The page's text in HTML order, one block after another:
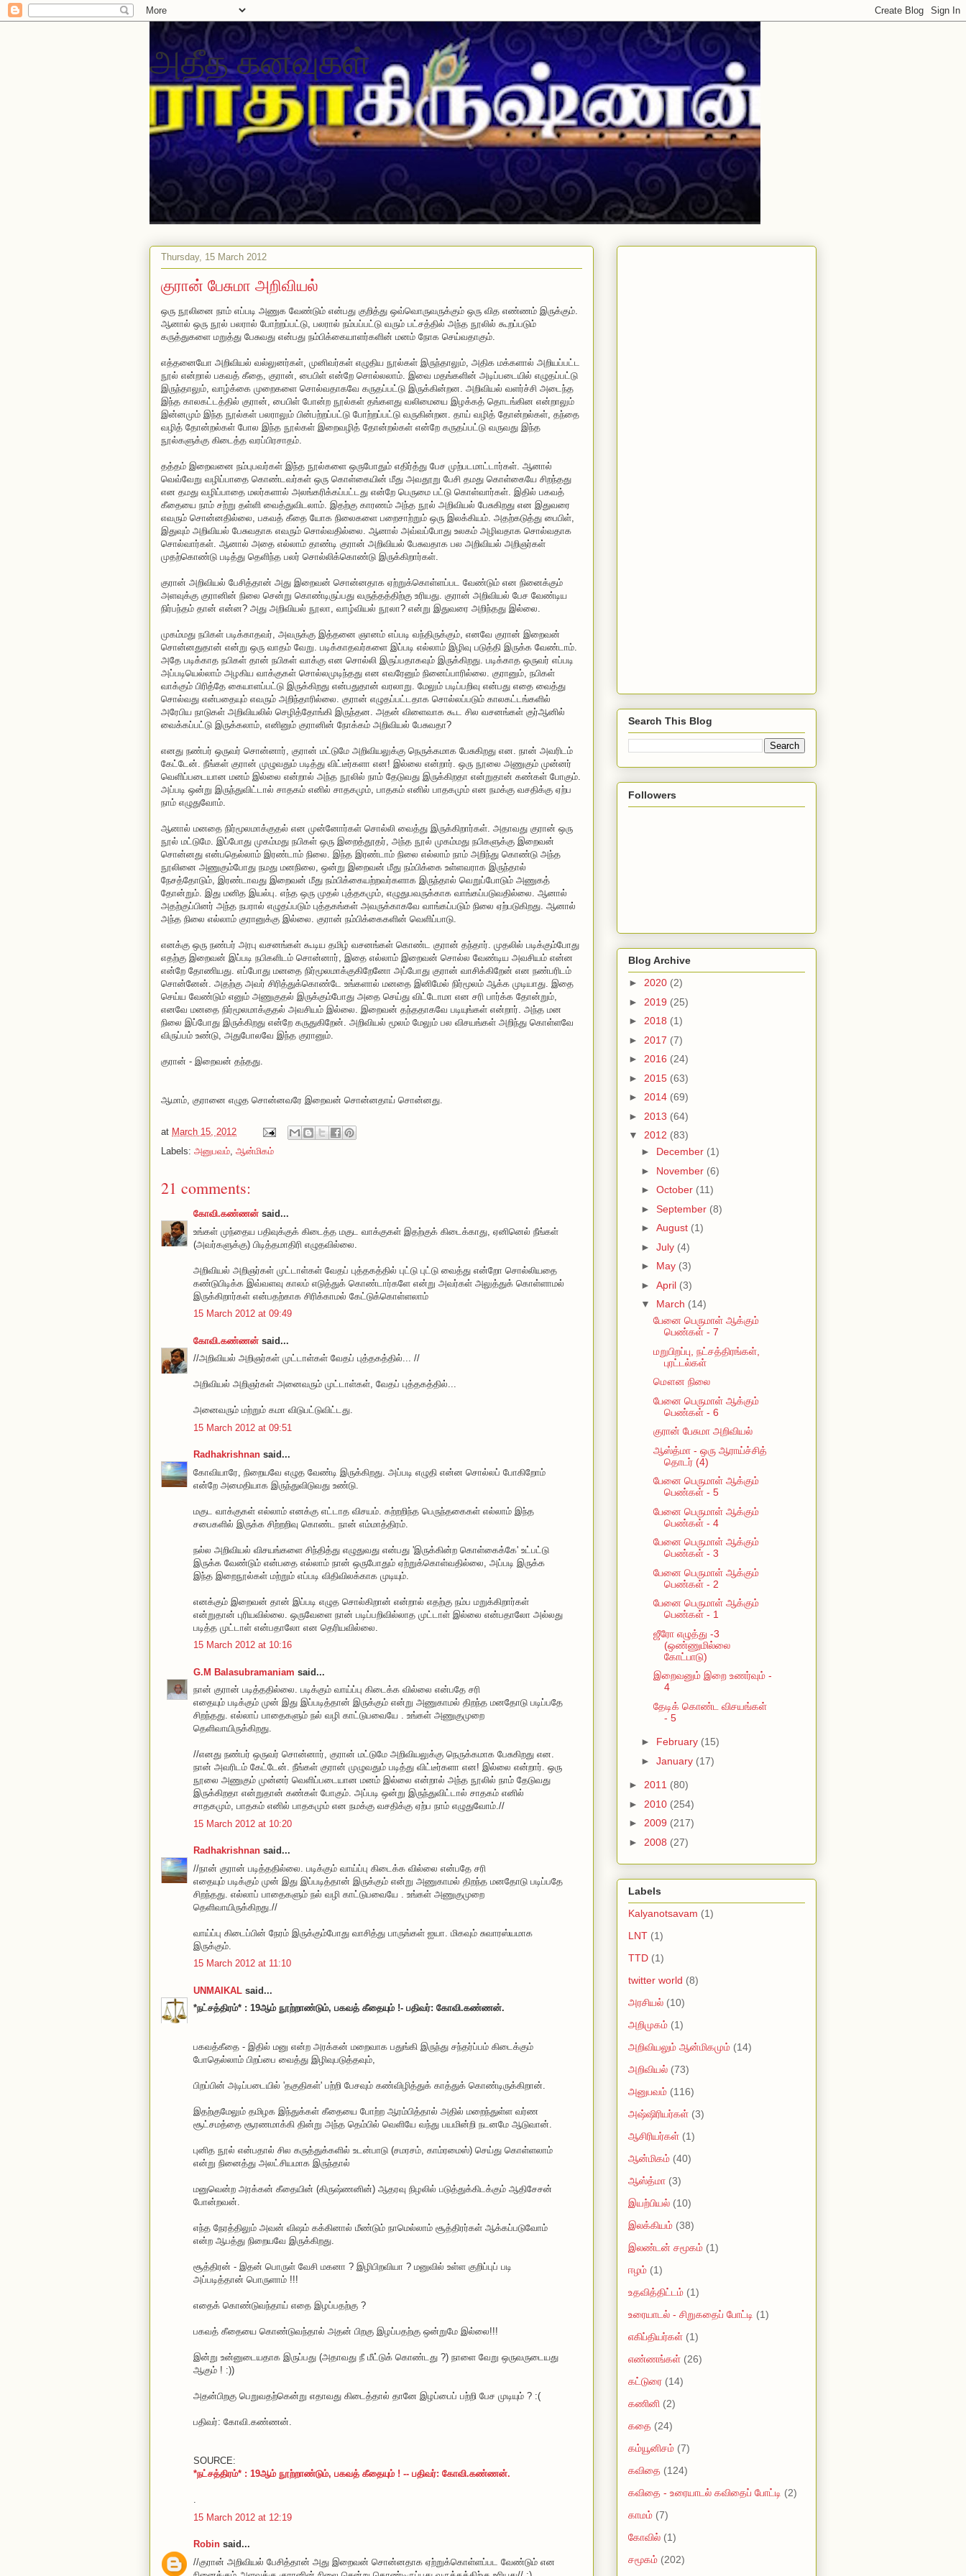
அதீத கனவுகள்
Thursday, 15 March 2012
குரான் பேசுமா அறிவியல்
ஒரு நூலினை நாம் எப்படி அணுக வேண்டும் என்பது குறித்து ஒவ்வொருவருக்கும் ஒரு வித எண்ணம் இருக்கும்.
ஆனால் ஒரு நூல் பலரால் போற்றப்பட்டு, பலரால் நம்பப்பட்டு வரும் பட்சத்தில் அந்த நூலில் கூறப்படும்
கருத்துகளை மறுத்து பேசுவது என்பது நம்பிக்கையாளர்களின் மனம் நோக செய்வதாகும்.
எத்தனையோ அறிவியல் வல்லுனர்கள், முனிவர்கள் எழுதிய நூல்கள் இருந்தாலும், அதிக மக்களால் அறியப்பட்ட
நூல் என்றால் பகவத் கீதை, குரான், பைபிள் என்றே சொல்லலாம். இவை மதங்களின் அடிப்படையில் எழுதப்பட்டு
இருந்தாலும், வாழ்க்கை முறைகளை சொல்வதாகவே கருதப்பட்டு இருக்கின்றன. அறிவியல் வளர்ச்சி அடைந்த
இந்த காலகட்டத்தில் குரான், பைபிள் போன்ற நூல்கள் தங்களது வலிமையை இழக்கத் தொடங்கின என்றாலும்
இன்னமும் இந்த நூல்கள் பலராலும் பின்பற்றப்பட்டு போற்றப்பட்டு வருகின்றன. தாய் வழித் தோன்றல்கள், தந்தை
வழித் தோன்றல்கள் போல இந்த நூல்கள் இறைவழித் தோன்றல்கள் என்றே கருதப்பட்டு வருவது இந்த
நூல்களுக்கு கிடைத்த வரப்பிரசாதம்.
தத்தம் இறைவனை நம்புபவர்கள் இந்த நூல்களை ஒருபோதும் எதிர்த்து பேச முற்படமாட்டார்கள். ஆனால்
வெவ்வேறு வழிப்பாதை கொண்டவர்கள் ஒரு கொள்கையின் மீது அவதூறு பேசி தமது கொள்கையே சிறந்தது
என தமது வழிப்பாதை மலர்களால் அலங்கரிக்கப்பட்டது என்றே பெருமை பட்டு கொள்வார்கள். இதில் பகவத்
கீதையை நாம் சற்று தள்ளி வைத்துவிடலாம். இதற்கு காரணம் அந்த நூல் அறிவியல் பேசுகிறது என இதுவரை
எவரும் சொன்னதில்லை, பகவத் கீதை யோக நிலைகளை பறைசாற்றும் ஒரு இலக்கியம். அதற்கடுத்து பைபிள்,
இதுவும் அறிவியல் பேசுவதாக எவரும் சொல்வதில்லை. ஆனால் அவ்வப்போது உலகம் அழிவதாக சொல்வதாக
சொல்வார்கள். ஆனால் அதை எல்லாம் தாண்டி குரான் அறிவியல் பேசுவதாக பல அறிவியல் அறிஞர்கள்
முதற்கொண்டு படித்து தெளிந்த பலர் சொல்லிக்கொண்டு இருக்கிறார்கள்.
குரான் அறிவியல் பேசித்தான் அது இறைவன் சொன்னதாக ஏற்றுக்கொள்ளப்பட வேண்டும் என நினைக்கும்
அளவுக்கு குரானின் நிலை சென்று கொண்டிருப்பது வருத்தத்திற்கு உரியது. குரான் அறிவியல் பேச வேண்டிய
நிர்பந்தம் தான் என்ன? அது அறிவியல் நூலா, வாழ்வியல் நூலா? என்று இதுவரை அறிந்தது இல்லை.
முகம்மது நபிகள் படிக்காதவர், அவருக்கு இத்தனை ஞானம் எப்படி வந்திருக்கும், எனவே குரான் இறைவன்
சொன்னதுதான் என்று ஒரு வாதம் வேறு. படிக்காதவர்களை இப்படி எல்லாம் இழிவு படுத்தி இருக்க வேண்டாம்.
அதே படிக்காத நபிகள் தான் நபிகள் வாக்கு என சொல்லி இருப்பதாகவும் இருக்கிறது. படிக்காத ஒருவர் எப்படி
அப்படியெல்லாம் அழகிய வாக்குகள் சொல்லமுடிந்தது என எவரேனும் நினைப்பாரில்லை. குரானும், நபிகள்
வாக்கும் பிரித்தே கையாளப்பட்டு இருக்கிறது என்பதுதான் வரலாறு. மேலும் படிப்பறிவு என்பது எதை வைத்து
சொல்வது என்பதையும் எவரும் அறிந்தாரில்லை. குரான் எழுதப்பட்டதாக சொல்லப்படும் காலகட்டங்களில்
அரேபிய நாடுகள் அறிவியலில் செழித்தோங்கி இருந்தன. அதன் விளைவாக கூட சில வசனங்கள் குர்ஆனில்
வைக்கப்பட்டு இருக்கலாம், எனினும் குரானின் நோக்கம் அறிவியல் பேசுவதா?
எனது நண்பர் ஒருவர் சொன்னார், குரான் மட்டுமே அறிவியலுக்கு நெருக்கமாக பேசுகிறது என. நான் அவரிடம்
கேட்டேன். நீங்கள் குரான் முழுவதும் படித்து விட்டீர்களா என! இல்லை என்றார். ஒரு நூலை அணுகும் முன்னர்
வெளிப்படையான மனம் இல்லை என்றால் அந்த நூலில் நாம் தேடுவது இருக்கிறதா என்றுதான் கண்கள் போகும்.
அப்படி ஒன்று இருந்துவிட்டால் சாதகம் எனில் சாதகமும், பாதகம் எனில் பாதகமும் என நமக்கு வசதிக்கு ஏற்ப
நாம் எழுதுவோம்.
ஆனால் மனதை நிர்மூலமாக்குதல் என முன்னோர்கள் சொல்லி வைத்து இருக்கிறார்கள். அதாவது குரான் ஒரு
நூல் மட்டுமே. இப்போது முகம்மது நபிகள் ஒரு இறைத்தூதர், அந்த நூல் முகம்மது நபிகளுக்கு இறைவன்
சொன்னது என்பதெல்லாம் இரண்டாம் நிலை. இந்த இரண்டாம் நிலை எல்லாம் நாம் அறிந்து கொண்டு அந்த
நூலினை அணுகும்போது நமது மனநிலை, ஒன்று இறைவன் மீது நம்பிக்கை உள்ளவராக இருந்தால்
நேசத்தோடும், இரண்டாவது இறைவன் மீது நம்பிக்கையற்றவர்களாக இருந்தால் வெறுப்போடும் அணுகத்
தோன்றும். இது மனித இயல்பு. எந்த ஒரு முதல் புத்தகமும், எழுதுபவருக்காக வாங்கப்படுவதில்லை. ஆனால்
அதற்குப்பினர் அந்த நபரால் எழுதப்படும் புத்தகங்கள் அவருக்காகவே வாங்கப்படும் நிலை ஏற்படுகிறது. ஆனால்
அந்த நிலை எல்லாம் குரானுக்கு இல்லை. குரான் நம்பிக்கைகளின் வெளிப்பாடு.
எனக்கு ஒரு நண்பர் அரபு வசனங்கள் கூடிய தமிழ் வசனங்கள் கொண்ட குரான் தந்தார். முதலில் படிக்கும்போது
எதற்கு இறைவன் இப்படி நபிகளிடம் சொன்னார், இதை எல்லாம் இறைவன் சொல்ல வேண்டிய அவசியம் என்ன
என்றே தோணியது. எப்போது மனதை நிர்மூலமாக்குகிறேனோ அப்போது குரான் வாசிக்கிறேன் என நண்பரிடம்
சொன்னேன். அதற்கு அவர் சிரித்துக்கொண்டே உங்களால் மனதை இனிமேல் நிர்மூலம் ஆக்க முடியாது. இதை
செய்ய வேண்டும் எனும் அணுகுதல் இருக்கும்போது அதை செய்து விட்டோமா என சரி பார்க்க தோன்றும்,
எனவே மனதை நிர்மூலமாக்குதல் அவசியம் இல்லை. இறைவன் தந்ததாகவே படியுங்கள் என்றார். அந்த மன
நிலை இப்போது இருக்கிறது என்றே கருதுகிறேன். அறிவியல் மூலம் மேலும் பல விசயங்கள் அறிந்து கொள்ளவே
விருப்பம் உண்டு, அதுபோலவே இந்த குரானும்.
குரான் - இறைவன் தந்தது.
ஆமாம், குரானை எழுத சொன்னவரே இறைவன் சொன்னதாய் சொன்னது.
at March 15, 2012
Labels: அனுபவம், ஆன்மிகம்
21 comments:
கோவி.கண்ணன் said...
உங்கள் முந்தைய பதிவுக்குக் கிடைத்த மகுட வாக்குகள் இதற்குக் கிடைக்காது, ஏனினெல் நீங்கள்
(அவர்களுக்கு) பிடித்தமாதிரி எழுதவில்லை.
அறிவியல் அறிஞர்கள் முட்டாள்கள் வேதப் புத்தகத்தில் புட்டு புட்டு வைத்து என்றோ சொல்லியதை
கண்டுபிடிக்க இவ்வளவு காலம் எடுத்துக் கொண்டார்களே என்று அவர்கள் அலுத்துக் கொள்ளாமல்
இருக்கிறார்கள் என்பதற்காக சிரிக்காமல் கேட்டுக்கொள்ளலாம்
15 March 2012 at 09:49
கோவி.கண்ணன் said...
//அறிவியல் அறிஞர்கள் முட்டாள்கள் வேதப் புத்தகத்தில்... //
அறிவியல் அறிஞர்கள் அனைவரும் முட்டாள்கள், வேதப் புத்தகத்தில்...
அனைவரும் மற்றும் கமா விடுபட்டுவிட்டது.
15 March 2012 at 09:51
Radhakrishnan said...
கோவியாரே, நிறையவே எழுத வேண்டி இருக்கிறது. அப்படி எழுதி என்ன சொல்லப் போகிறோம்
என்றே அமைதியாக இருந்துவிடுவது உண்டு.
மகுட வாக்குகள் எல்லாம் எனக்கு எட்டாத விசயம். கற்றறிந்த பெருந்தகைகள் எல்லாம் இந்த
சபைகளில் இருக்க சிற்றறிவு கொண்ட நான் எம்மாத்திரம்.
நல்ல அறிவியல் விசயங்களை சிந்தித்து எழுதுவது என்பது 'இருக்கின்ற கொள்கைக்கே' உட்பட்டு
இருக்க வேண்டும் என்பதை எல்லாம் நான் ஒருபோதும் ஏற்றுக்கொள்வதில்லை, அப்படி இருக்க
இந்த இறைநூல்கள் மற்றும் எப்படி விதிவிலக்காக முடியும்.
எனக்கும் இறைவன் தான் இப்படி எழுத சொல்கிறான் என்றால் எதற்கு நம்ப மறுக்கிறார்கள்
என்றுதான் புரியவில்லை. ஒருவேளை நான் படிப்பறிவில்லாத முட்டாள் இல்லை என்பதாலோ அல்லது
படித்த முட்டாள் என்பதாலோ என தெரியவில்லை.
15 March 2012 at 10:16
G.M Balasubramaniam said...
நான் குரான் படித்ததில்லை. படிக்கும் வாய்ப்பு கிடைக்க வில்லை என்பதே சரி
எதையும் படிக்கும் முன் இது இப்படித்தான் இருக்கும் என்று அணுகாமல் திறந்த மனதோடு படிப்பதே
சிறந்தது. எல்லாப் பாதைகளும் நல் வழி காட்டுபவையே . உங்கள் அணுகுமுறை
தெளிவாயிருக்கிறது.
//எனது நண்பர் ஒருவர் சொன்னார், குரான் மட்டுமே அறிவியலுக்கு நெருக்கமாக பேசுகிறது என.
நான் அவரிடம் கேட்டேன். நீங்கள் குரான் முழுவதும் படித்து விட்டீர்களா என! இல்லை என்றார். ஒரு
நூலை அணுகும் முன்னர் வெளிப்படையான மனம் இல்லை என்றால் அந்த நூலில் நாம் தேடுவது
இருக்கிறதா என்றுதான் கண்கள் போகும். அப்படி ஒன்று இருந்துவிட்டால் சாதகம் எனில்
சாதகமும், பாதகம் எனில் பாதகமும் என நமக்கு வசதிக்கு ஏற்ப நாம் எழுதுவோம்.//
15 March 2012 at 10:20
Radhakrishnan said...
//நான் குரான் படித்ததில்லை. படிக்கும் வாய்ப்பு கிடைக்க வில்லை என்பதே சரி
எதையும் படிக்கும் முன் இது இப்படித்தான் இருக்கும் என்று அணுகாமல் திறந்த மனதோடு படிப்பதே
சிறந்தது. எல்லாப் பாதைகளும் நல் வழி காட்டுபவையே . உங்கள் அணுகுமுறை
தெளிவாயிருக்கிறது.//
வாய்ப்பு கிடைப்பின் நேரம் இருக்கும்போது வாசித்து பாருங்கள் ஐயா. மிகவும் சுவாரஸ்யமாக
இருக்கும்.
15 March 2012 at 11:10
UNMAIKAL said...
*நட்சத்திரம்* : 19ஆம் நூற்றாண்டும், பகவத் கீதையும் !- பதிவர்: கோவி.கண்ணன்.
பகவத்கீதை - இதில் மனு என்ற அரக்கன் மறைவாக பதுங்கி இருந்து சந்தர்ப்பம் கிடைக்கும்
போதெல்லாம் பிறப்பை வைத்து இழிவுபடுத்தவும்,
பிறப்பின் அடிப்படையில் 'தகுதிகள்' பற்றி பேசவும் கண்விழித்துக் காத்துக் கொண்டிருக்கிறான்.
இதற்குமேலும் தமிழக இந்துக்கள் கீதையை போற்ற ஆரம்பித்தால் அதில் மறைந்துள்ள வர்ண
சூட்சமத்தை சூரணமாக்கி தின்று அந்த தெம்பில் வெளியே வந்து பயமின்றி நடனமே ஆடுவான்.
புனித நூல் என்பதால் சில கருத்துக்களில் உடன்பாடு (சமரசம், காம்ரமைஸ்) செய்து கொள்ளலாம்
என்று நினைத்து அலட்சியமாக இருந்தால்
மனுவென்ற அரக்கன் கீதையின் (கிருஷ்ணனின்) ஆதரவு நிழலில் படுத்துக்கிடக்கும் ஆதிசேசன்
போன்றவன்.
எந்த நேரத்திலும் அவன் விஷம் கக்கினால் மீண்டும் நாமெல்லாம் சூத்திரர்கள் ஆக்கப்படுவோம்
என்ற ஆபத்து நிறையவே இருக்கிறது.
சூத்திரன் - இதன் பொருள் வேசி மகனா ? இழிபிறவியா ? மனுவில் உள்ள குறிப்புப் படி
அப்படித்தான் பொருளாம் !!!
எதைக் கொண்டுவந்தாய் எதை இழப்பதற்கு ?
பகவத் கீதையை கொண்டுவந்தால் அதன் பிறகு இழப்பதற்கு ஒன்றுமே இல்லை!!!
இன்று உன்னுடையதாக இருப்பது (அதாவது நீ மீட்டுக் கொண்டது ?) நாளை வேறு ஒருவருடையது
ஆகும் ! :))
அதன்பிறகு பெறுவதற்கென்று எதாவது கிடைத்தால் தானே இழப்பைப் பற்றி பேச முடியும் ? :(
பதிவர்: கோவி.கண்ணன்.
SOURCE:
*நட்சத்திரம்* : 19ஆம் நூற்றாண்டும், பகவத் கீதையும் ! -- பதிவர்: கோவி.கண்ணன்.
.
15 March 2012 at 12:19
Robin said...
//குரான் அறிவியல் பேசித்தான் அது இறைவன் சொன்னதாக ஏற்றுக்கொள்ளப்பட வேண்டும் என
Search This Blog
Followers
Blog Archive
► 2020 (2)
► 2019 (25)
► 2018 (1)
► 2017 (7)
► 2016 (24)
► 2015 (63)
► 2014 (69)
► 2013 (64)
▼ 2012 (83)
► December (1)
► November (6)
► October (11)
► September (8)
► August (1)
► July (4)
► May (3)
► April (3)
▼ March (14)
பேனை பெருமாள் ஆக்கும்
பெண்கள் - 7
மறுபிறப்பு, நட்சத்திரங்கள்,
புரட்டல்கள்
மௌன நிலை
பேனை பெருமாள் ஆக்கும்
பெண்கள் - 6
குரான் பேசுமா அறிவியல்
ஆஸ்த்மா - ஒரு ஆராய்ச்சித்
தொடர் (4)
பேனை பெருமாள் ஆக்கும்
பெண்கள் - 5
பேனை பெருமாள் ஆக்கும்
பெண்கள் - 4
பேனை பெருமாள் ஆக்கும்
பெண்கள் - 3
பேனை பெருமாள் ஆக்கும்
பெண்கள் - 2
பேனை பெருமாள் ஆக்கும்
பெண்கள் - 1
ஜீரோ எழுத்து -3
(ஒண்ணுமில்லை
கோட்பாடு)
இறைவனும் இறை உணர்வும் -
4
தேடிக் கொண்ட விசயங்கள்
- 5
► February (15)
► January (17)
► 2011 (80)
► 2010 (254)
► 2009 (217)
► 2008 (27)
Labels
Kalyanotsavam (1)
LNT (1)
TTD (1)
twitter world (8)
அரசியல் (10)
அறிமுகம் (1)
அறிவியலும் ஆன்மிகமும் (14)
அறிவியல் (73)
அனுபவம் (116)
அஷ்ஷிரியர்கள் (3)
ஆசிரியர்கள் (1)
ஆன்மிகம் (40)
ஆஸ்த்மா (3)
இயற்பியல் (10)
இலக்கியம் (38)
இலண்டன் சமூகம் (1)
ஈழம் (1)
உதவித்திட்டம் (1)
உரையாடல் - சிறுகதைப் போட்டி (1)
எகிப்தியர்கள் (1)
எண்ணங்கள் (26)
கட்டுரை (14)
கணினி (2)
கதை (24)
கம்யூனிசம் (7)
கவிதை (124)
கவிதை - உரையாடல் கவிதைப் போட்டி (2)
காமம் (7)
கோவில் (1)
சமூகம் (202)